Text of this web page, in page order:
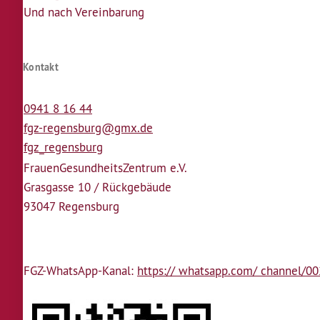
Und nach Vereinbarung
Kontakt
0941 8 16 44
fgz-regensburg@gmx.de
fgz_regensburg
Frauen­Gesundheits­Zentrum e.V.
Grasgasse 10 / Rückgebäude
93047 Regensburg
FGZ-WhatsApp-Kanal: https:// whatsapp.com/ channel/